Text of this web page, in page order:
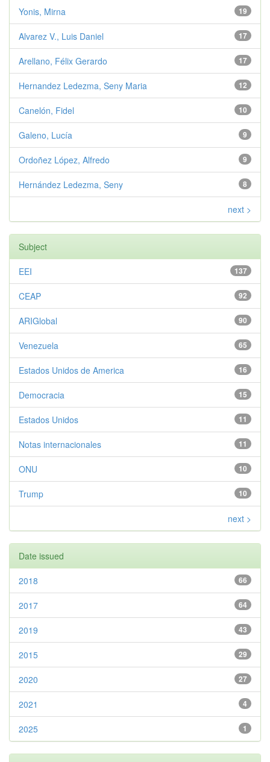
19
Yonis, Mirna
17
Alvarez V., Luis Daniel
17
Arellano, Félix Gerardo
12
Hernandez Ledezma, Seny Maria
10
Canelón, Fidel
9
Galeno, Lucía
9
Ordoñez López, Alfredo
8
Hernández Ledezma, Seny
next >
Subject
137
EEI
92
CEAP
90
ARIGlobal
65
Venezuela
16
Estados Unidos de America
15
Democracia
11
Estados Unidos
11
Notas internacionales
10
ONU
10
Trump
next >
Date issued
66
2018
64
2017
43
2019
29
2015
27
2020
4
2021
1
2025